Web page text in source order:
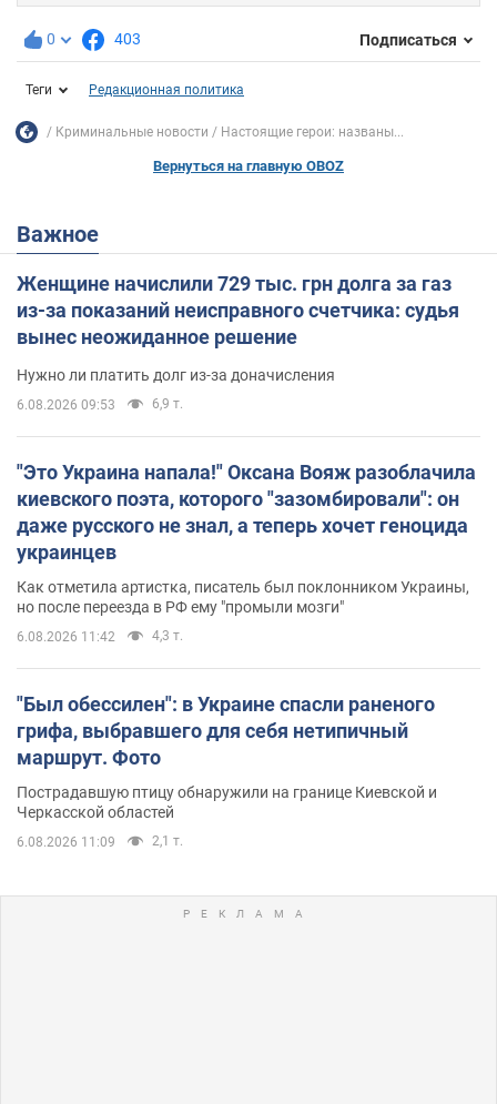
0 403 Подписаться
Теги Редакционная политика
Криминальные новости Настоящие герои: названы...
Вернуться на главную OBOZ
Важное
Женщине начислили 729 тыс. грн долга за газ
из-за показаний неисправного счетчика: судья
вынес неожиданное решение
Нужно ли платить долг из-за доначисления
6.08.2026 09:53 6,9 т.
"Это Украина напала!" Оксана Вояж разоблачила
киевского поэта, которого "зазомбировали": он
даже русского не знал, а теперь хочет геноцида
украинцев
Как отметила артистка, писатель был поклонником Украины,
но после переезда в РФ ему "промыли мозги"
6.08.2026 11:42 4,3 т.
"Был обессилен": в Украине спасли раненого
грифа, выбравшего для себя нетипичный
маршрут. Фото
Пострадавшую птицу обнаружили на границе Киевской и
Черкасской областей
6.08.2026 11:09 2,1 т.